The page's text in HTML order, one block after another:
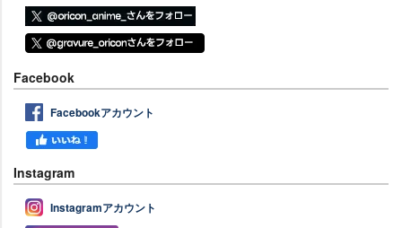
Facebook
Facebookアカウント
Instagram
Instagramアカウント